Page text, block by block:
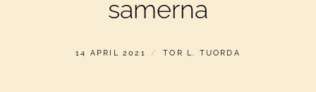
samerna
PUBLICERAT
14 APRIL 2021 AV
TOR L. TUORDA